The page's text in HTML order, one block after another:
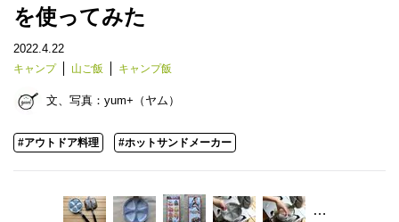
を使ってみた
2022.4.22
キャンプ 山ご飯 キャンプ飯
文、写真： yum+（ヤム）
#アウトドア料理 #ホットサンドメーカー
…